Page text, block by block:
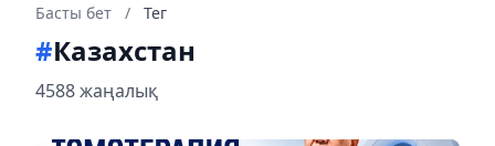
Басты бет / Тег
#Казахстан
4588 жаңалық